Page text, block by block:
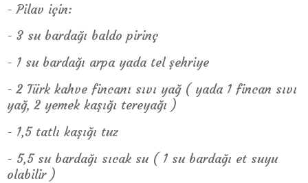
- Pilav için:
- 3 su bardağı baldo pirinç
- 1 su bardağı arpa yada tel şehriye
- 2 Türk kahve fincanı sıvı yağ ( yada 1 fincan sıvı
yağ, 2 yemek kaşığı tereyağı )
- 1,5 tatlı kaşığı tuz
- 5,5 su bardağı sıcak su ( 1 su bardağı et suyu
olabilir )